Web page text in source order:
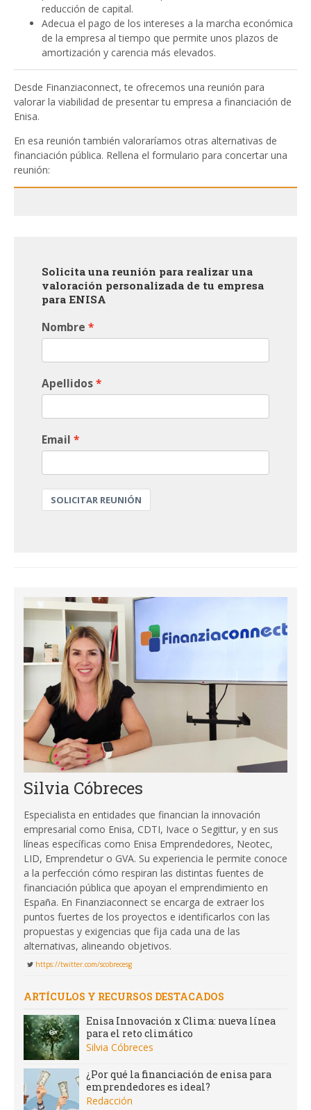
reducción de capital.
Adecua el pago de los intereses a la marcha económica
de la empresa al tiempo que permite unos plazos de
amortización y carencia más elevados.
Desde Finanziaconnect, te ofrecemos una reunión para
valorar la viabilidad de presentar tu empresa a financiación de
Enisa.
En esa reunión también valoraríamos otras alternativas de
financiación pública. Rellena el formulario para concertar una
reunión:
Solicita una reunión para realizar una
valoración personalizada de tu empresa
para ENISA
Nombre
Apellidos
Email
SOLICITAR REUNIÓN
Silvia Cóbreces
Especialista en entidades que financian la innovación
empresarial como Enisa, CDTI, Ivace o Segittur, y en sus
líneas específicas como Enisa Emprendedores, Neotec,
LID, Emprendetur o GVA. Su experiencia le permite conoce
a la perfección cómo respiran las distintas fuentes de
financiación pública que apoyan el emprendimiento en
España. En Finanziaconnect se encarga de extraer los
puntos fuertes de los proyectos e identificarlos con las
propuestas y exigencias que fija cada una de las
alternativas, alineando objetivos.
https://twitter.com/scobrecesg
ARTÍCULOS Y RECURSOS DESTACADOS
Enisa Innovación x Clima: nueva línea
para el reto climático
Silvia Cóbreces
¿Por qué la financiación de enisa para
emprendedores es ideal?
Redacción